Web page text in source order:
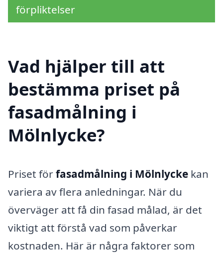
förpliktelser
Vad hjälper till att
bestämma priset på
fasadmålning i
Mölnlycke?
Priset förfasadmålning i Mölnlycke kan
variera av flera anledningar. När du
överväger att få din fasad målad, är det
viktigt att förstå vad som påverkar
kostnaden. Här är några faktorer som